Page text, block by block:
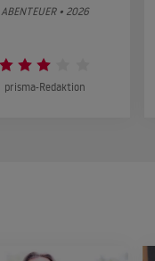
ABENTEUER • 2026
prisma-Redaktion